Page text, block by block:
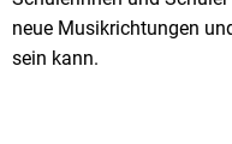
neue Musikrichtungen
sein kann.